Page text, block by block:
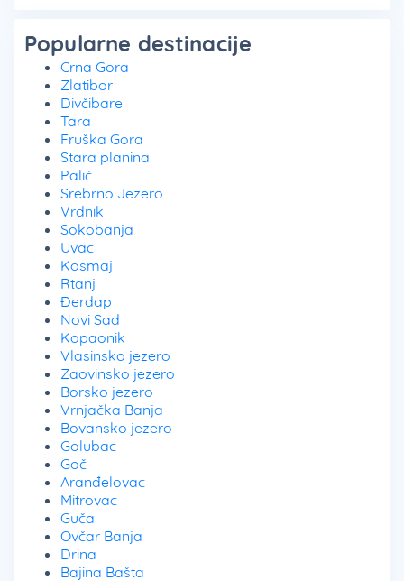
Popularne destinacije
Crna Gora
Zlatibor
Divčibare
Tara
Fruška Gora
Stara planina
Palić
Srebrno Jezero
Vrdnik
Sokobanja
Uvac
Kosmaj
Rtanj
Đerdap
Novi Sad
Kopaonik
Vlasinsko jezero
Zaovinsko jezero
Borsko jezero
Vrnjačka Banja
Bovansko jezero
Golubac
Goč
Aranđelovac
Mitrovac
Guča
Ovčar Banja
Drina
Bajina Bašta